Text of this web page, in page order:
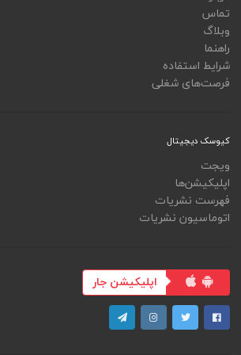
تماس
وبلاگ
راهنما
شرایط استفاده
فرصت‌های شغلی
کیوسک دیجیتال
ویجت
اپلیکیشن‌ها
فهرست نشریات
اتوماسیون نشریات
اپلیکیشن جار